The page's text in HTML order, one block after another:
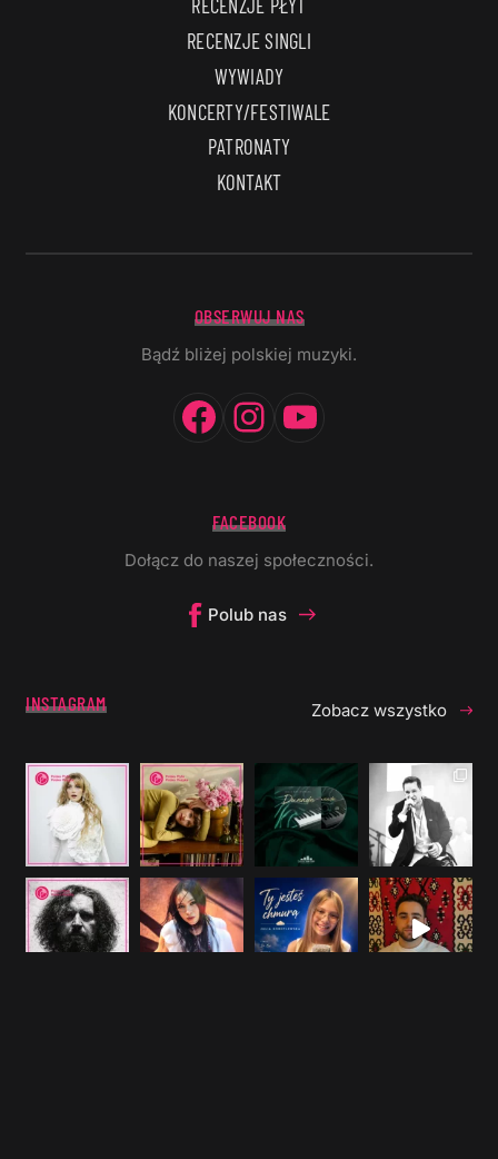
RECENZJE PŁYT
RECENZJE SINGLI
WYWIADY
KONCERTY/FESTIWALE
PATRONATY
KONTAKT
OBSERWUJ NAS
Bądź bliżej polskiej muzyki.
Facebook
Instagram
FACEBOOK
Dołącz do naszej społeczności.
Polub nas
INSTAGRAM Zobacz wszystko